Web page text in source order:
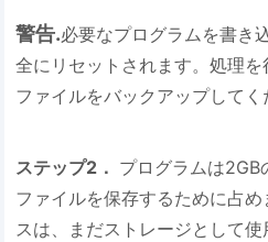
警告.必要なプログラムを書き
全にリセットされます。処理
ファイルをバックアップしてく
ステップ2． プログラムは2GB
ファイルを保存するために占
スは、まだストレージとして使